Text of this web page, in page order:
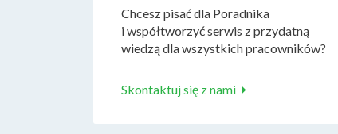
Chcesz pisać dla Poradnika
i współtworzyć serwis z przydatną
wiedzą dla wszystkich pracowników?
Skontaktuj się z nami